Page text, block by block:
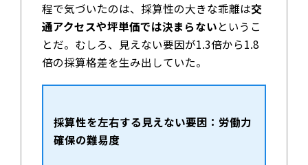
程で気づいたのは、採算性の大きな乖離は交
通アクセスや坪単価では決まらないというこ
とだ。むしろ、見えない要因が1.3倍から1.8
倍の採算格差を生み出していた。
採算性を左右する見えない要因：労働力
確保の難易度